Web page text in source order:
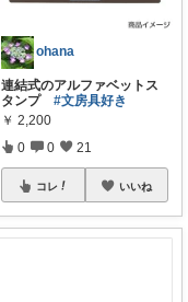
ohana
連結式のアルファベットス
タンプ#文房具好き
￥ 2,200
0 0 21
コレ いいね